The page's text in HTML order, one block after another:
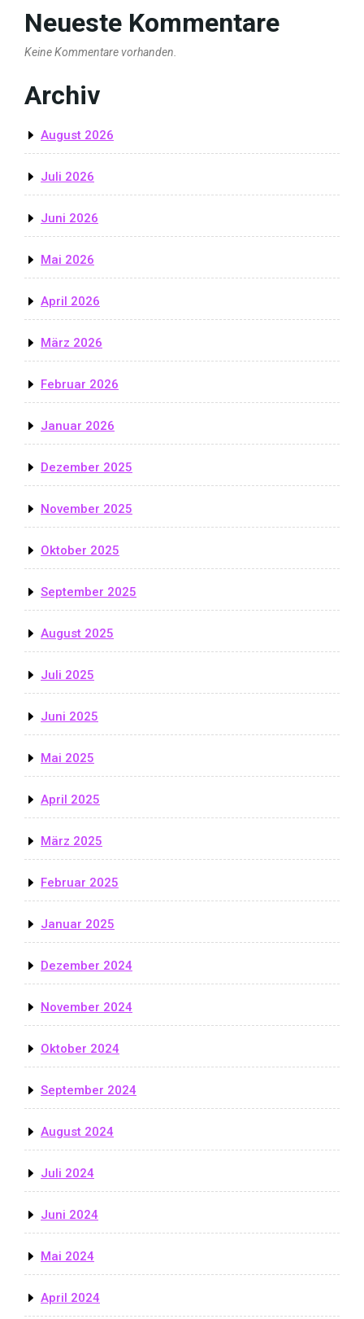
Neueste Kommentare
Keine Kommentare vorhanden.
Archiv
August 2026
Juli 2026
Juni 2026
Mai 2026
April 2026
März 2026
Februar 2026
Januar 2026
Dezember 2025
November 2025
Oktober 2025
September 2025
August 2025
Juli 2025
Juni 2025
Mai 2025
April 2025
März 2025
Februar 2025
Januar 2025
Dezember 2024
November 2024
Oktober 2024
September 2024
August 2024
Juli 2024
Juni 2024
Mai 2024
April 2024